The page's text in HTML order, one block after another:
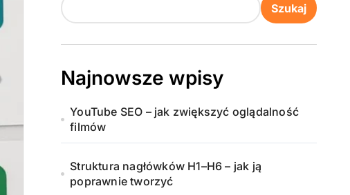
Szukaj
Najnowsze wpisy
YouTube SEO – jak zwiększyć oglądalność
filmów
Struktura nagłówków H1–H6 – jak ją
poprawnie tworzyć